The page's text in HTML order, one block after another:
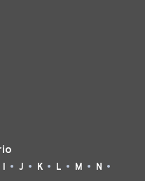
I J K L M
N